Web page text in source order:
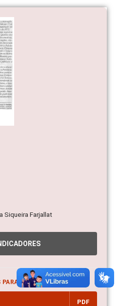
Siqueira Farjallat
DOWNLOAD
PDF